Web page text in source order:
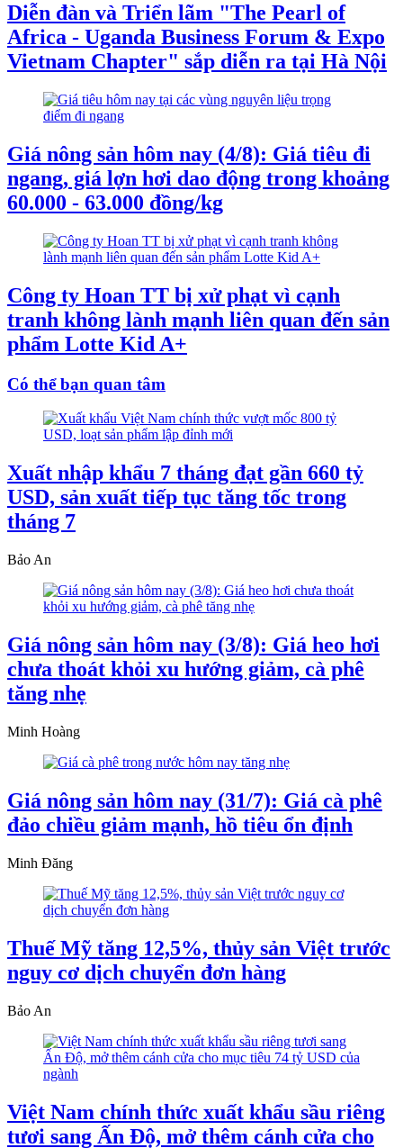
Diễn đàn và Triển lãm "The Pearl of
Africa - Uganda Business Forum & Expo
Vietnam Chapter" sắp diễn ra tại Hà Nội
Giá nông sản hôm nay (4/8): Giá tiêu đi
ngang, giá lợn hơi dao động trong khoảng
60.000 - 63.000 đồng/kg
Công ty Hoan TT bị xử phạt vì cạnh
tranh không lành mạnh liên quan đến sản
phẩm Lotte Kid A+
Có thể bạn quan tâm
Xuất nhập khẩu 7 tháng đạt gần 660 tỷ
USD, sản xuất tiếp tục tăng tốc trong
tháng 7
Bảo An
Giá nông sản hôm nay (3/8): Giá heo hơi
chưa thoát khỏi xu hướng giảm, cà phê
tăng nhẹ
Minh Hoàng
Giá nông sản hôm nay (31/7): Giá cà phê
đảo chiều giảm mạnh, hồ tiêu ổn định
Minh Đăng
Thuế Mỹ tăng 12,5%, thủy sản Việt trước
nguy cơ dịch chuyển đơn hàng
Bảo An
Việt Nam chính thức xuất khẩu sầu riêng
tươi sang Ấn Độ, mở thêm cánh cửa cho